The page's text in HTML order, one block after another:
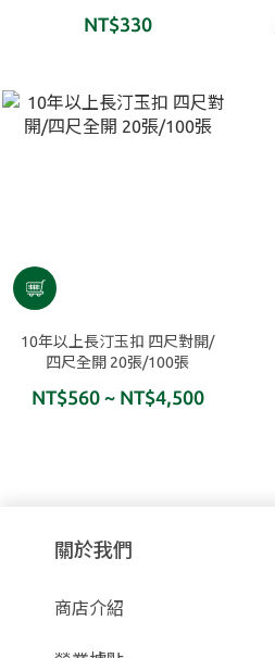
NT$330
10年以上長汀玉扣 四尺對開/
四尺全開 20張/100張
NT$560 ~ NT$4,500
關於我們
商店介紹